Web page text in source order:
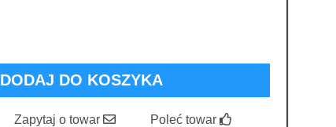
DODAJ DO KOSZYKA
Zapytaj o towar Poleć towar